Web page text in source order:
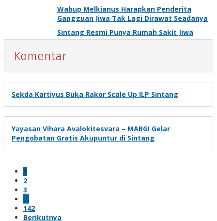
Wabup Melkianus Harapkan Penderita
Gangguan Jiwa Tak Lagi Dirawat Seadanya
Sintang Resmi Punya Rumah Sakit Jiwa
Komentar
Sekda Kartiyus Buka Rakor Scale Up ILP Sintang
Yayasan Vihara Avalokitesvara – MABGI Gelar
Pengobatan Gratis Akupuntur di Sintang
1
2
3
…
142
Berikutnya